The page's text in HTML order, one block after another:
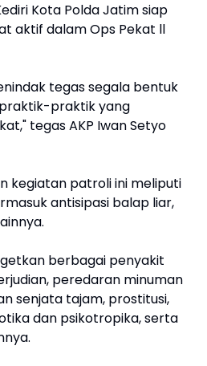
Kota Polda Jatim siap
aktif dalam Ops Pekat ll
tegas segala bentuk
praktik yang
tegas AKP Iwan Setyo
kegiatan patroli ini meliputi
antisipasi balap liar,
berbagai penyakit
peredaran minuman
senjata tajam, prostitusi,
dan psikotropika, serta